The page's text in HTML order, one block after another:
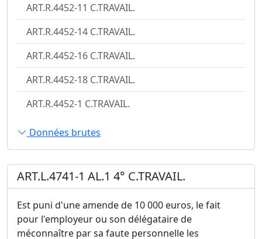
ART.R.4452-11 C.TRAVAIL.
ART.R.4452-14 C.TRAVAIL.
ART.R.4452-16 C.TRAVAIL.
ART.R.4452-18 C.TRAVAIL.
ART.R.4452-1 C.TRAVAIL.
Données brutes
ART.L.4741-1 AL.1 4° C.TRAVAIL.
Est puni d'une amende de 10 000 euros, le fait
pour l'employeur ou son délégataire de
méconnaître par sa faute personnelle les